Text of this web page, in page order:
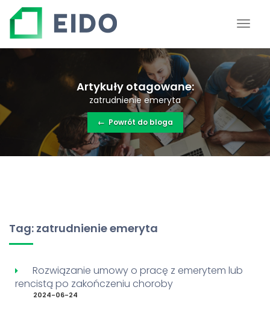
Artykuły otagowane:
zatrudnienie emeryta
← Powrót do bloga
Tag: zatrudnienie emeryta
Rozwiązanie umowy o pracę z emerytem lub
rencistą po zakończeniu choroby
2024-06-24